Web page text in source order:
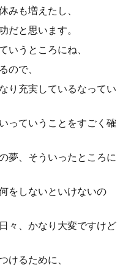
みも増えたし、
だと思います。
いうところにね、
ので、
り充実しているなってい
っていうことをすごく確
夢、そういったところに
をしないといけないの
々、かなり大変ですけど
けるために、